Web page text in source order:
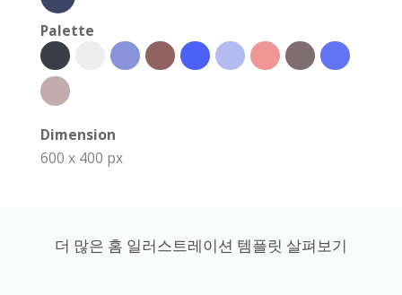
Palette
Dimension
600 x 400 px
더 많은 홈 일러스트레이션 템플릿 살펴보기